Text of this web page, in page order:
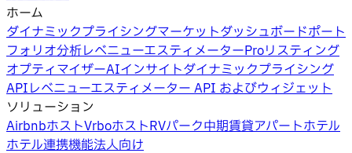
ホーム
ダイナミックプライシングマーケットダッシュボードポート
フォリオ分析レベニューエスティメーターProリスティング
オプティマイザーAIインサイトダイナミックプライシング
APIレベニューエスティメーター API およびウィジェット
ソリューション
AirbnbホストVrboホストRVパーク中期賃貸アパートホテル
ホテル連携機能法人向け